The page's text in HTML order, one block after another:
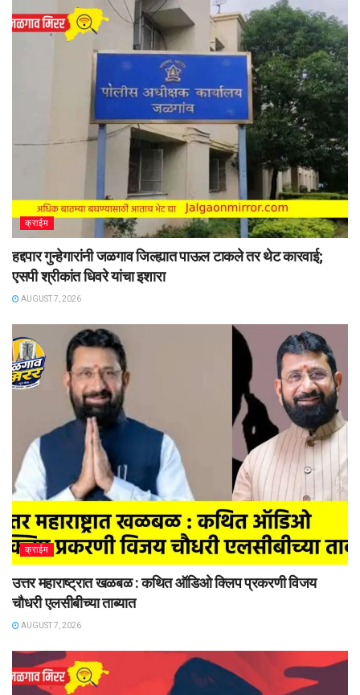
क्राईम
हद्दपार गुन्हेगारांनी जळगाव जिल्ह्यात पाऊल टाकले तर थेट कारवाई;
एसपी श्रीकांत धिवरे यांचा इशारा
AUGUST 7, 2026
क्राईम
उत्तर महाराष्ट्रात खळबळ : कथित ऑडिओ क्लिप प्रकरणी विजय
चौधरी एलसीबीच्या ताब्यात
AUGUST 7, 2026